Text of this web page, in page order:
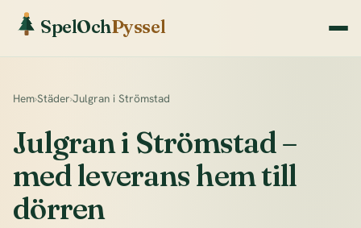
SpelOchPyssel
Hem›Städer›Julgran i Strömstad
Julgran i Strömstad –
med leverans hem till
dörren